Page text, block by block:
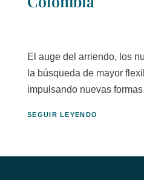
El auge del arriendo, los
la búsqueda de mayor
impulsando nuevas formas
SEGUIR LEYENDO